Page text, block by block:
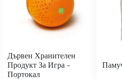
под, 44464 Ролкова
поръчка, 7-10 дни
Дървен Хранителен
Продукт За Игра -
Портокал